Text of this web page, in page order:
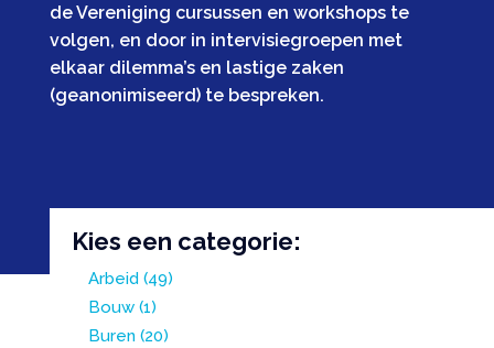
de Vereniging cursussen en workshops te
volgen, en door in intervisiegroepen met
elkaar dilemma’s en lastige zaken
(geanonimiseerd) te bespreken.
Kies een categorie:
Arbeid (49)
Bouw(1)
Buren (20)